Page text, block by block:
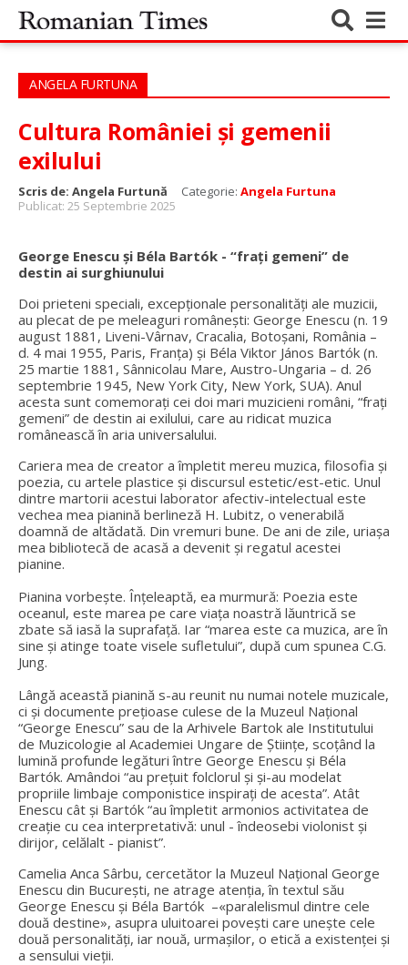
ANGELA FURTUNA
Cultura României și gemenii
exilului
Scris de: Angela Furtună Categorie: Angela Furtuna
Publicat: 25 Septembrie 2025
George Enescu și Béla Bartók - “frați gemeni” de
destin ai surghiunului
Doi prieteni speciali, excepționale personalități ale muzicii,
au plecat de pe meleaguri românești: George Enescu (n. 19
august 1881, Liveni-Vârnav, Cracalia, Botoșani, România –
d. 4 mai 1955, Paris, Franța) și Béla Viktor János Bartók (n.
25 martie 1881, Sânnicolau Mare, Austro-Ungaria – d. 26
septembrie 1945, New York City, New York, SUA). Anul
acesta sunt comemorați cei doi mari muzicieni români, “frați
gemeni” de destin ai exilului, care au ridicat muzica
românească în aria universalului.
Cariera mea de creator a împletit mereu muzica, filosofia și
poezia, cu artele plastice și discursul estetic/est-etic. Unul
dintre martorii acestui laborator afectiv-intelectual este
vechea mea pianină berlineză H. Lubitz, o venerabilă
doamnă de altădată. Din vremuri bune. De ani de zile, uriașa
mea bibliotecă de acasă a devenit și regatul acestei
pianine.
Pianina vorbește. Înțeleaptă, ea murmură: Poezia este
oceanul, este marea pe care viața noastră lăuntrică se
zbate să iasă la suprafață. Iar “marea este ca muzica, are în
sine și atinge toate visele sufletului”, după cum spunea C.G.
Jung.
Lângă această pianină s-au reunit nu numai notele muzicale,
ci și documente prețioase culese de la Muzeul Naţional
“George Enescu” sau de la Arhivele Bartok ale Institutului
de Muzicologie al Academiei Ungare de Ştiinţe, scoțând la
lumină profunde legături între George Enescu și Béla
Bartók. Amândoi “au preţuit folclorul şi şi-au modelat
propriile limbaje componistice inspiraţi de acesta”. Atât
Enescu cât şi Bartók “au împletit armonios activitatea de
creaţie cu cea interpretativă: unul - îndeosebi violonist şi
dirijor, celălalt - pianist”.
Camelia Anca Sârbu, cercetător la Muzeul Național George
Enescu din București, ne atrage atenția, în textul său
George Enescu și Béla Bartók –«paralelismul dintre cele
două destine», asupra uluitoarei povești care unește cele
două personalități, iar nouă, urmașilor, o etică a existenței și
a sensului vieții.